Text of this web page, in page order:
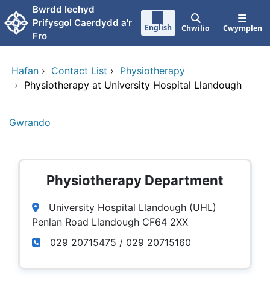
Neidio i'r prif gynnwy
Bwrdd Iechyd
Prifysgol Caerdydd a'r
Fro
English Chwilio Cwymplen
Hafan › Contact List › Physiotherapy
› Physiotherapy at University Hospital Llandough
Gwrando
Physiotherapy Department
University Hospital Llandough (UHL)
Penlan Road Llandough CF64 2XX
029 20715475 / 029 20715160